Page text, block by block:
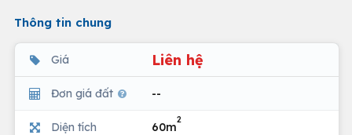
Thông tin chung
Giá Liên hệ
Đơn giá đất --
Diện tích 60m
2